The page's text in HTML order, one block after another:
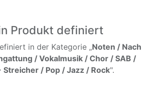
Produkt definiert
in der Kategorie „Noten / Nach
/ Vokalmusik / Chor / SAB /
Streicher / Pop / Jazz / Rock".